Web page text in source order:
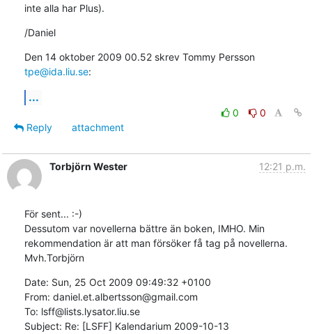
inte alla har Plus).
/Daniel
Den 14 oktober 2009 00.52 skrev Tommy Persson
tpe@ida.liu.se:
...
0
0
Reply
attachment
Torbjörn Wester 12:21 p.m.
För sent... :-)
Dessutom var novellerna bättre än boken, IMHO. Min
rekommendation är att man försöker få tag på novellerna.
Mvh.Torbjörn
Date: Sun, 25 Oct 2009 09:49:32 +0100
From: daniel.et.albertsson@gmail.com
To: lsff@lists.lysator.liu.se
Subject: Re: [LSFF] Kalendarium 2009-10-13